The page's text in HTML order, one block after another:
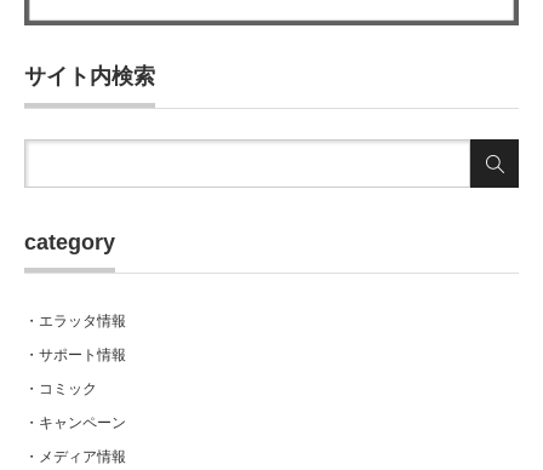
サイト内検索
category
・エラッタ情報
・サポート情報
・コミック
・キャンペーン
・メディア情報